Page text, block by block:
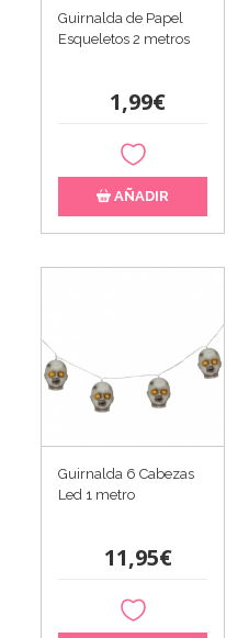
Guirnalda de Papel
Esqueletos 2 metros
1,99€
AÑADIR
Guirnalda 6 Cabezas
Led 1 metro
11,95€